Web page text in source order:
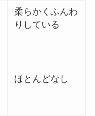
柔らかくふんわ
りしている
ほとんどなし